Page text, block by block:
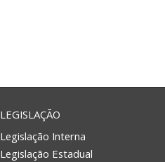
LEGISLAÇÃO
Legislação Interna
Legislação Estadual